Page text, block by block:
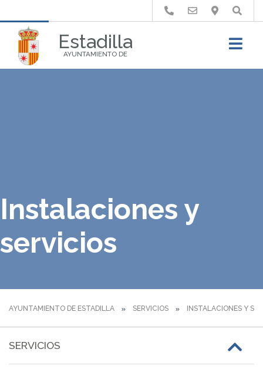
Estadilla
AYUNTAMIENTO DE
Buscar
Instalaciones y
servicios
AYUNTAMIENTO DE ESTADILLA SERVICIOS INSTALACIONES Y
SERVICIOS